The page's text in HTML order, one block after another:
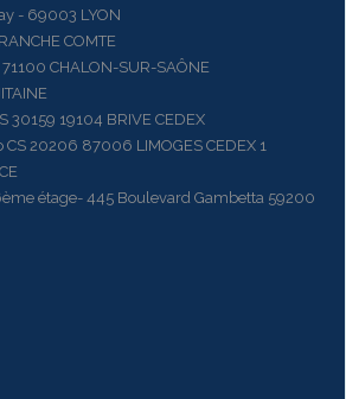
- 69003 LYON
COMTE
CHALON-SUR-SAÔNE
19104 BRIVE CEDEX
20206 87006 LIMOGES CEDEX 1
étage- 445 Boulevard Gambetta 59200